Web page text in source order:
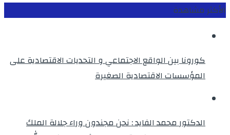
الأكثر مشاهدة
كورونا بين الواقع الاجتماعي و التحديات الاقتصادية على
المؤسسات الاقتصادية الصغيرة
الدكتور محمد الفايد : نحن مجندون وراء جلالة الملك